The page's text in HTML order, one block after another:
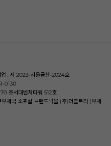
업 : 제 2023-서울금천-2024호
0130
호서대벤처타워 512호
체국 소포실 브랜드빅몰 (주)더블트리 (우체